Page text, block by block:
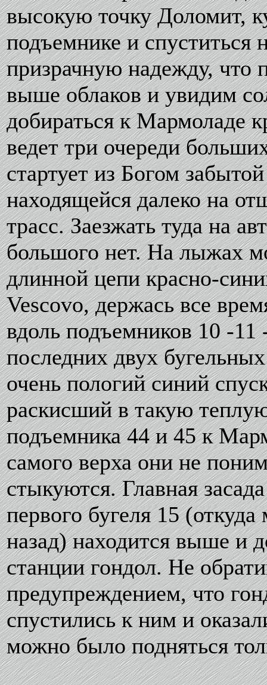
высокую точку Доломит,
подъемнике и
призрачную надежду, что
выше облаков и увидим
добираться к Мармоладе
ведет три очереди
стартует из Богом
находящейся далеко на
трасс. Заезжать туда на
большого нет. На лыжах
длинной цепи красно-
Vescovo, держась все
вдоль подъемников 10 -
последних двух
очень пологий синий
раскисший в такую
подъемника 44 и 45 к
самого верха они не
стыкуются. Главная
первого бугеля 15
назад) находится выше и
станции гондол. Не
предупреждением, что
спустились к ним и
можно было подняться